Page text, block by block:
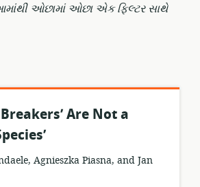
ઓછામાં ઓછા એક ફિલ્ટર સાથે
Are Not a
Agnieszka Piasna, and Jan